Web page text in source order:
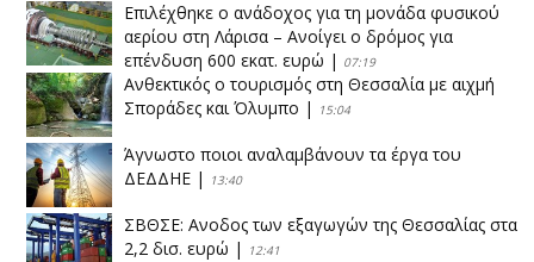
Επιλέχθηκε ο ανάδοχος για τη μονάδα φυσικού
αερίου στη Λάρισα – Ανοίγει ο δρόμος για
επένδυση 600 εκατ. ευρώ | 07:19
Ανθεκτικός ο τουρισμός στη Θεσσαλία με αιχμή
Σποράδες και Όλυμπο | 15:04
Άγνωστο ποιοι αναλαμβάνουν τα έργα του
ΔΕΔΔΗΕ | 13:40
ΣΒΘΣΕ: Aνοδος των εξαγωγών της Θεσσαλίας στα
2,2 δισ. ευρώ | 12:41